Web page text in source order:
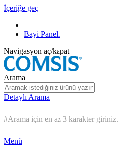
İçeriğe geç
Bayi Paneli
Navigasyon aç/kapat
Arama
Detaylı Arama
#Arama için en az 3 karakter giriniz.
Menü